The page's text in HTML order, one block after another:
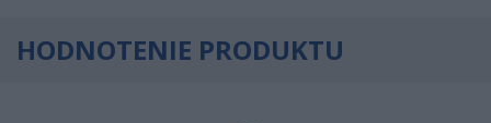
HODNOTENIE PRODUKTU